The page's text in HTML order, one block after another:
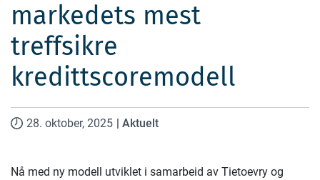
markedets mest
treffsikre
kredittscoremodell
28. oktober, 2025 Aktuelt
Nå med ny modell utviklet i samarbeid av Tietoevry og